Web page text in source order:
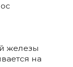
железы
на